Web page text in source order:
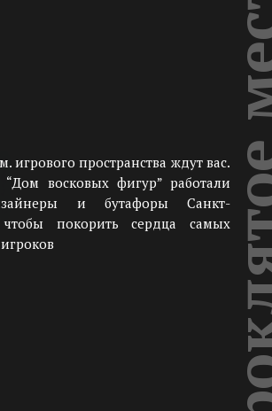
игрового пространства ждут вас.
восковых фигур” работали
и бутафоры Санкт-
чтобы покорить сердца самых